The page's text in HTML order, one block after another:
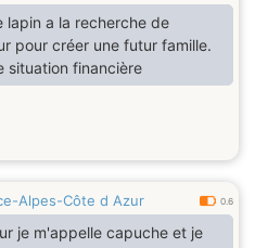
lapin a la recherche de
pour créer une futur famille.
situation financière
Alpes-Côte d Azur 0.6
je m'appelle capuche et je